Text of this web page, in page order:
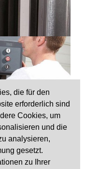
die für den
erforderlich sind
Cookies, um
und die
analysieren,
gesetzt.
zu Ihrer